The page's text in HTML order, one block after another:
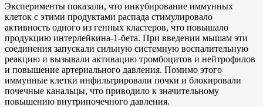
Эксперименты показали, что инкубирование иммунных
клеток с этими продуктами распада стимулировало
активность одного из генных кластеров, что повышало
продукцию интерлейкина-1-бета. При введении мышам эти
соединения запускали сильную системную воспалительную
реакцию и вызывали активацию тромбоцитов и нейтрофилов
и повышение артериального давления. Помимо этого
иммунные клетки инфильтрировали почки и блокировали
почечные канальцы, что приводило к значительному
повышению внутрипочечного давления.